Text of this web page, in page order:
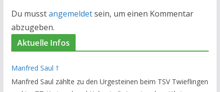
Du musstangemeldetsein, um einen Kommentar
abzugeben.
Aktuelle Infos
Manfred Saul †
Manfred Saul zählte zu den Urgesteinen beim TSV Twieflingen